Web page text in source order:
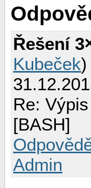
Řešení
Kubeček)
Re:
[BASH]
Admin